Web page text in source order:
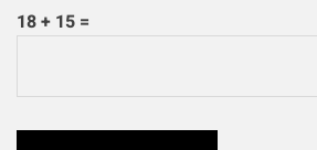
18 + 15 =